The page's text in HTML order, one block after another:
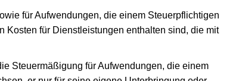
für Aufwendungen, die einem Steuerpflichtigen
Kosten für Dienstleistungen enthalten sind, die mit
Steuermäßigung für Aufwendungen, die einem